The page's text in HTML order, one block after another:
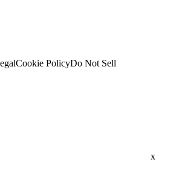
Cookie PolicyDo Not Sell
x